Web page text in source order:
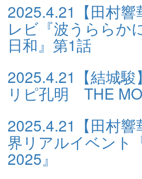
2025.4.21 【田村
レビ『波うららか
日和』第1話
2025.4.21 【結城
リピ孔明 THE
2025.4.21 【田村
界リアルイベント
2025』